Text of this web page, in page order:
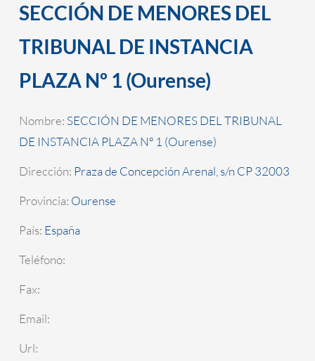
SECCIÓN DE MENORES DEL
TRIBUNAL DE INSTANCIA
PLAZA Nº 1 (Ourense)
Nombre: SECCIÓN DE MENORES DEL TRIBUNAL
DE INSTANCIA PLAZA Nº 1 (Ourense)
Dirección: Praza de Concepción Arenal, s/n CP 32003
Provincia: Ourense
País: España
Teléfono:
Fax:
Email:
Url: